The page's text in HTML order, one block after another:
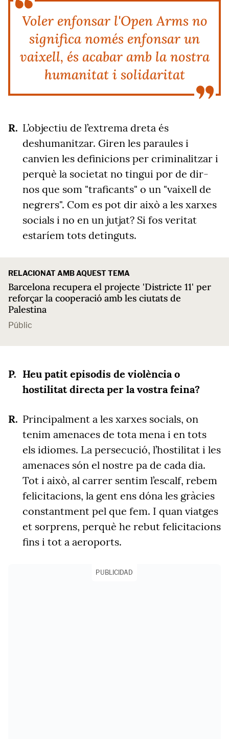
Voler enfonsar l'Open Arms no
significa només enfonsar un
vaixell, és acabar amb la nostra
humanitat i solidaritat
L’objectiu de l’extrema dreta és
deshumanitzar. Giren les paraules i
canvien les definicions per criminalitzar i
perquè la societat no tingui por de dir-
nos que som "traficants" o un "vaixell de
negrers". Com es pot dir això a les xarxes
socials i no en un jutjat? Si fos veritat
estaríem tots detinguts.
RELACIONAT AMB AQUEST TEMA
Barcelona recupera el projecte 'Districte 11' per
reforçar la cooperació amb les ciutats de
Palestina
Públic
Heu patit episodis de violència o
hostilitat directa per la vostra feina?
Principalment a les xarxes socials, on
tenim amenaces de tota mena i en tots
els idiomes. La persecució, l’hostilitat i les
amenaces són el nostre pa de cada dia.
Tot i això, al carrer sentim l’escalf, rebem
felicitacions, la gent ens dóna les gràcies
constantment pel que fem. I quan viatges
et sorprens, perquè he rebut felicitacions
fins i tot a aeroports.
PUBLICIDAD